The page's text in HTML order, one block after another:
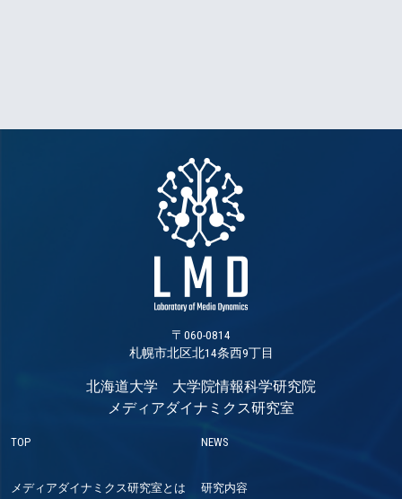
〒060-0814
札幌市北区北14条西9丁目
北海道大学 大学院情報科学研究院
メディアダイナミクス研究室
TOP NEWS
メディアダイナミクス研究室とは
研究内容